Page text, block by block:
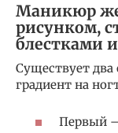
Маникюр
рисунком,
блестками
Существует два
градиент на
Первый